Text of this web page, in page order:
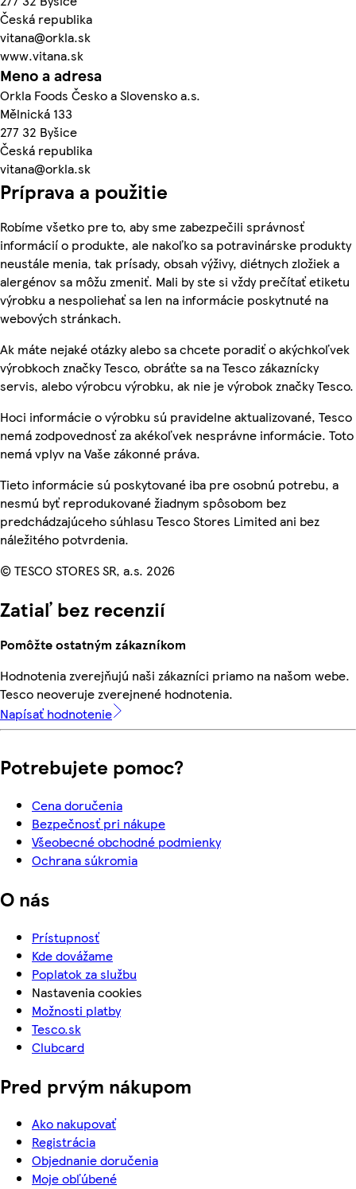
Česká republika
vitana@orkla.sk
www.vitana.sk
Meno a adresa
Orkla Foods Česko a Slovensko a.s.
Mělnická 133
277 32 Byšice
Česká republika
vitana@orkla.sk
Príprava a použitie
Robíme všetko pre to, aby sme zabezpečili správnosť
informácií o produkte, ale nakoľko sa potravinárske produkty
neustále menia, tak prísady, obsah výživy, diétnych zložiek a
alergénov sa môžu zmeniť. Mali by ste si vždy prečítať etiketu
výrobku a nespoliehať sa len na informácie poskytnuté na
webových stránkach.
Ak máte nejaké otázky alebo sa chcete poradiť o akýchkoľvek
výrobkoch značky Tesco, obráťte sa na Tesco zákaznícky
servis, alebo výrobcu výrobku, ak nie je výrobok značky Tesco.
Hoci informácie o výrobku sú pravidelne aktualizované, Tesco
nemá zodpovednosť za akékoľvek nesprávne informácie. Toto
nemá vplyv na Vaše zákonné práva.
Tieto informácie sú poskytované iba pre osobnú potrebu, a
nesmú byť reprodukované žiadnym spôsobom bez
predchádzajúceho súhlasu Tesco Stores Limited ani bez
náležitého potvrdenia.
© TESCO STORES SR, a.s. 2026
Zatiaľ bez recenzií
Pomôžte ostatným zákazníkom
Hodnotenia zverejňujú naši zákazníci priamo na našom webe.
Tesco neoveruje zverejnené hodnotenia.
Napísať hodnotenie
Potrebujete pomoc?
Cena doručenia
Bezpečnosť pri nákupe
Všeobecné obchodné podmienky
Ochrana súkromia
O nás
Prístupnosť
Kde dovážame
Poplatok za službu
Nastavenia cookies
Možnosti platby
Tesco.sk
Clubcard
Pred prvým nákupom
Ako nakupovať
Registrácia
Objednanie doručenia
Moje obľúbené